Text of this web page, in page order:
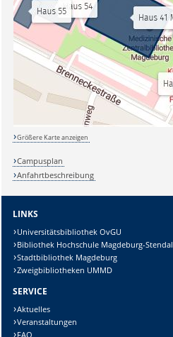
Größere Karte anzeigen
Campusplan
Anfahrtbeschreibung
LINKS
Universitätsbibliothek OvGU
Bibliothek Hochschule Magdeburg-Stendal
Stadtbibliothek Magdeburg
Zweigbibliotheken UMMD
SERVICE
Aktuelles
Veranstaltungen
FAQ